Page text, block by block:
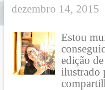
a
g
n
dezembro 14, 2015
Estou
edição
ilustrado